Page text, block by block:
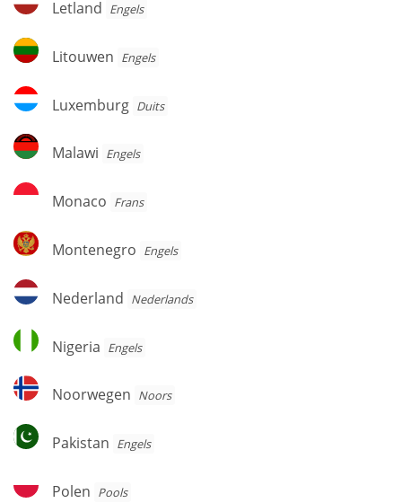
Letland Engels
Litouwen
Litouwen Engels
Luxemburg
Luxemburg Duits
Malawi
Malawi Engels
Monaco
Monaco Frans
Montenegro
Montenegro Engels
Nederland
Nederland Nederlands
Nigeria
Nigeria Engels
Noorwegen
Noorwegen Noors
Pakistan
Pakistan Engels
Polen
Polen Pools